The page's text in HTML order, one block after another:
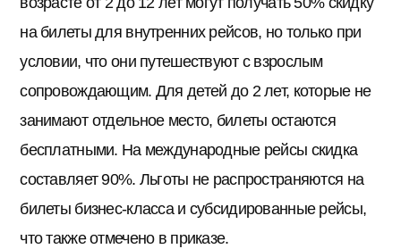
на билеты для внутренних рейсов, но только при
условии, что они путешествуют с взрослым
сопровождающим. Для детей до 2 лет, которые не
занимают отдельное место, билеты остаются
бесплатными. На международные рейсы скидка
составляет 90%. Льготы не распространяются на
билеты бизнес-класса и субсидированные рейсы,
что также отмечено в приказе.